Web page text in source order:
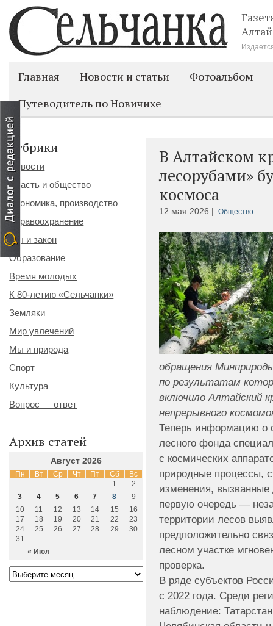
Главная Новости и статьи
Фотоальбом
Путеводитель по Новичихе
В Алтайском
лесорубами»
космоса
12 мая 2026 | Общество
обращения
по результатам
включило Алтайский
непрерывного
Теперь информацию о
лесного фонда
с космических
природные процессы,
изменения, вызванные
первую очередь —
территории лесов
предположительно
лесном участке
проверка.
В ряде субъектов
с 2022 года. Среди
наблюдение:
Рубрики
Новости
Власть и общество
Экономика, производство
Здравоохранение
Мы и закон
Образование
Время молодых
К 80-летию «Сельчанки»
Земляки
Мир увлечений
Мы и природа
Спорт
Культура
Вопрос — ответ
Архив статей
Август 2026
Пн Вт Ср Чт Пт Сб Вс
« Июл
1
2
3
4 5 6 7 8
9
10
11 12 13 14 15
16
17
18 19 20 21 22
23
24
25 26 27 28 29
30
31